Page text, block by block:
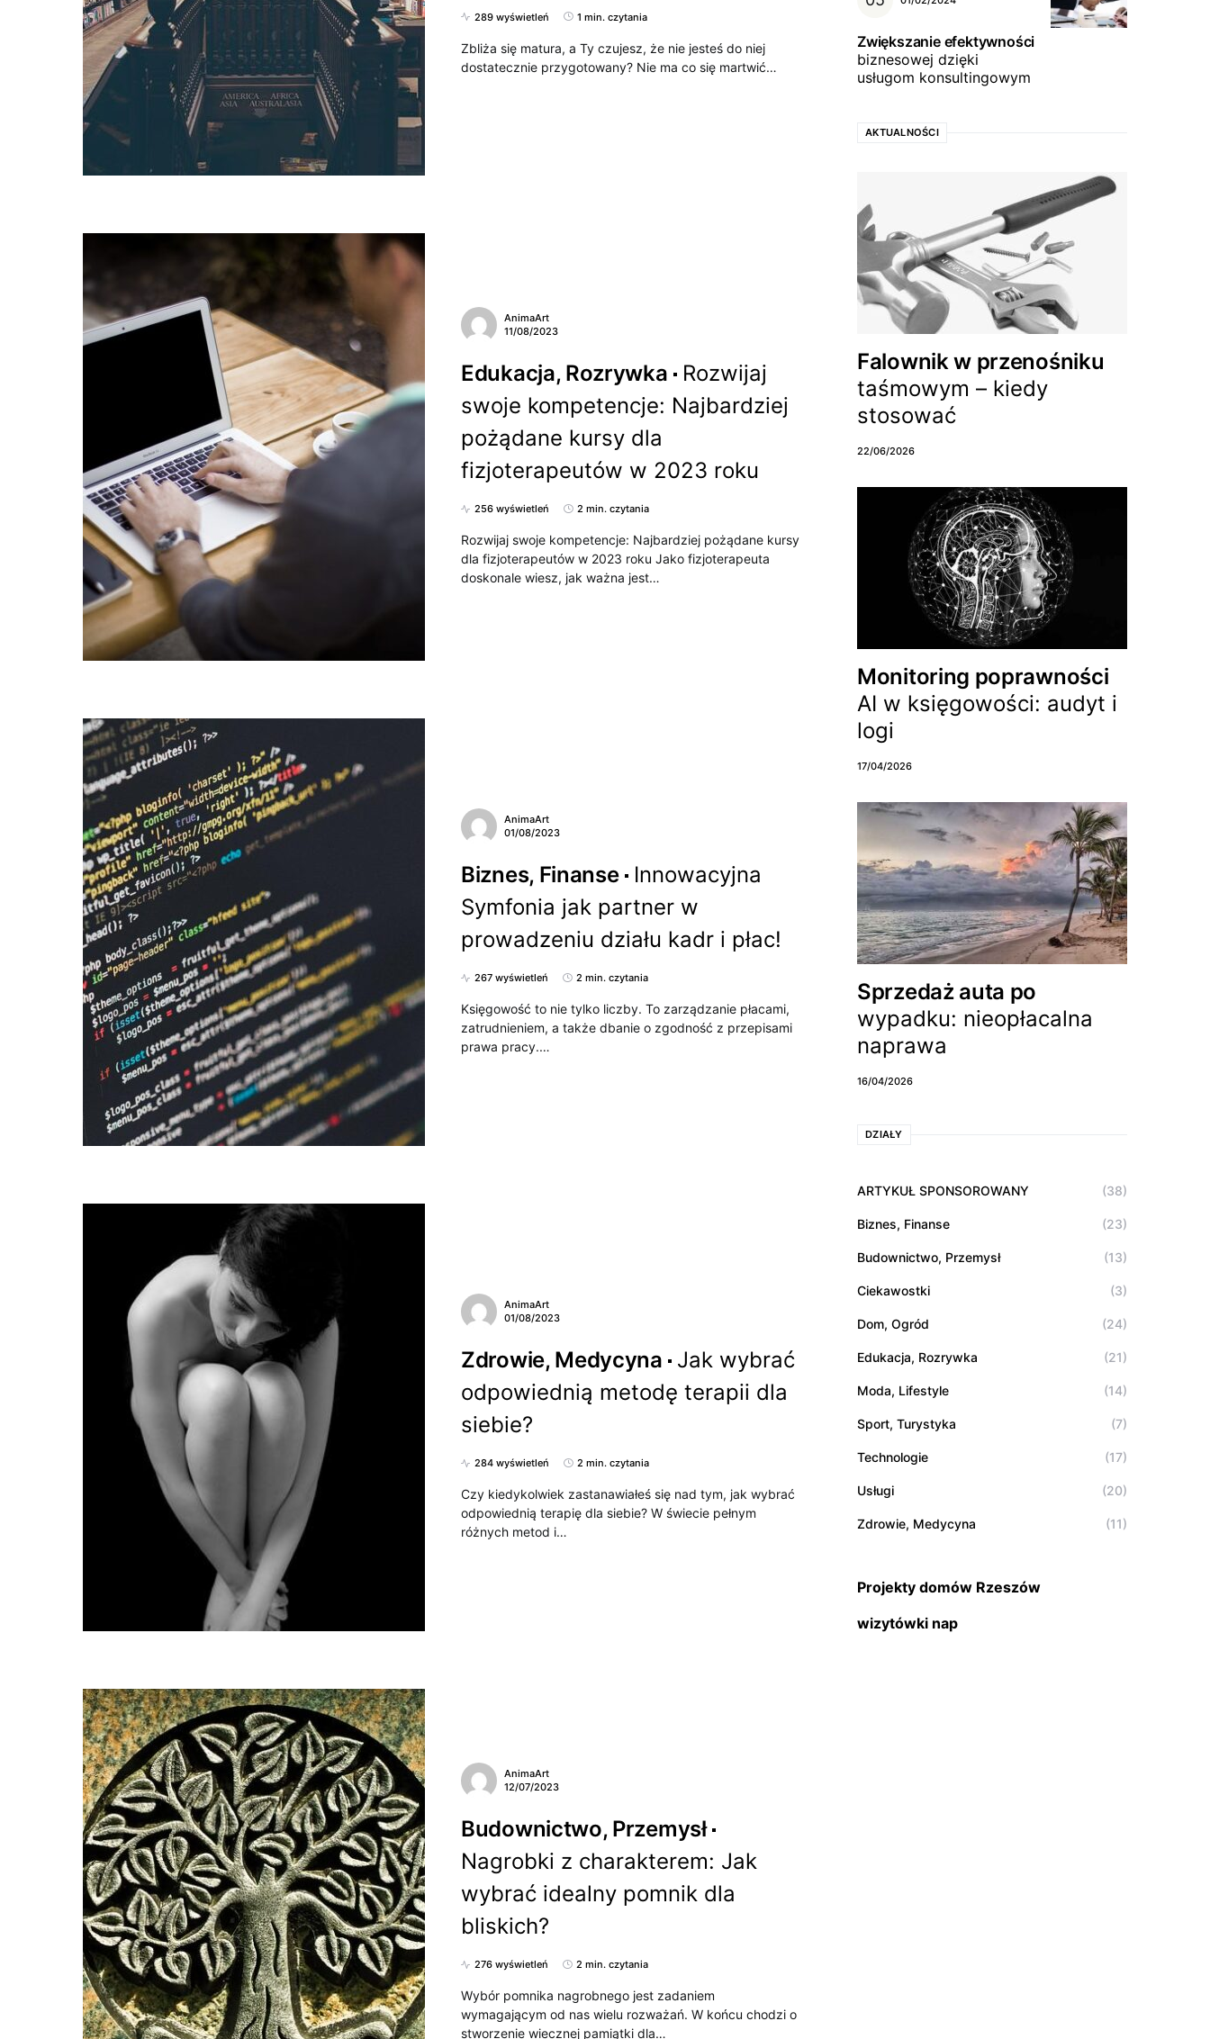
289 wyświetleń 1 min. czytania
Zbliża się matura, a Ty czujesz, że nie jesteś do niej
dostatecznie przygotowany? Nie ma co się martwić…
AnimaArt
11/08/2023
Edukacja, Rozrywka
Rozwijaj
swoje kompetencje: Najbardziej
pożądane kursy dla
fizjoterapeutów w 2023 roku
256 wyświetleń 2 min. czytania
Rozwijaj swoje kompetencje: Najbardziej pożądane kursy
dla fizjoterapeutów w 2023 roku Jako fizjoterapeuta
doskonale wiesz, jak ważna jest…
AnimaArt
01/08/2023
Biznes, Finanse
Innowacyjna
Symfonia jak partner w
prowadzeniu działu kadr i płac!
267 wyświetleń 2 min. czytania
Księgowość to nie tylko liczby. To zarządzanie płacami,
zatrudnieniem, a także dbanie o zgodność z przepisami
prawa pracy.…
AnimaArt
01/08/2023
Zdrowie, Medycyna
Jak wybrać
odpowiednią metodę terapii dla
siebie?
284 wyświetleń 2 min. czytania
Czy kiedykolwiek zastanawiałeś się nad tym, jak wybrać
odpowiednią terapię dla siebie? W świecie pełnym
różnych metod i…
AnimaArt
12/07/2023
Budownictwo, Przemysł
Nagrobki z charakterem: Jak
wybrać idealny pomnik dla
bliskich?
276 wyświetleń 2 min. czytania
Wybór pomnika nagrobnego jest zadaniem
wymagającym od nas wielu rozważań. W końcu chodzi o
stworzenie wiecznej pamiątki dla…
Zwiększanie efektywności
biznesowej dzięki
usługom konsultingowym
AKTUALNOŚCI
Falownik w przenośniku
taśmowym – kiedy
stosować
22/06/2026
Monitoring poprawności
AI w księgowości: audyt i
logi
17/04/2026
Sprzedaż auta po
wypadku: nieopłacalna
naprawa
16/04/2026
DZIAŁY
ARTYKUŁ SPONSOROWANY (38)
Biznes, Finanse (23)
Budownictwo, Przemysł (13)
Ciekawostki (3)
Dom, Ogród (24)
Edukacja, Rozrywka (21)
Moda, Lifestyle (14)
Sport, Turystyka (7)
Technologie (17)
Usługi (20)
Zdrowie, Medycyna (11)
Projekty domów Rzeszów
wizytówki nap